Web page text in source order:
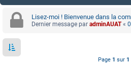
Lisez-moi ! Bienvenue dans la
Dernier message par adminAUAT«
Page 1 sur 1